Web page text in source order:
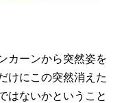
カーンから突然姿を
けにこの突然消えた
はないかということ